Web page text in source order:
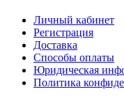
Личный кабинет
Регистрация
Доставка
Способы оплаты
Юридическая
Политика